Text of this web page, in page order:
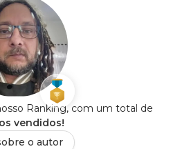
Ranking, com um total de
vendidos!
o autor